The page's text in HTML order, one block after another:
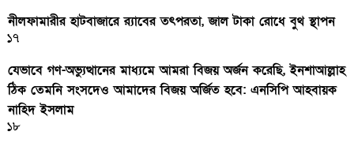
নীলফামারীর হাটবাজারে র‌্যাবের তৎপরতা, জাল টাকা রোধে বুথ স্থাপন
১৭
যেভাবে গণ-অভ্যুত্থানের মাধ্যমে আমরা বিজয় অর্জন করেছি, ইনশাআল্লাহ
ঠিক তেমনি সংসদেও আমাদের বিজয় অর্জিত হবে: এনসিপি আহবায়ক
নাহিদ ইসলাম
১৮